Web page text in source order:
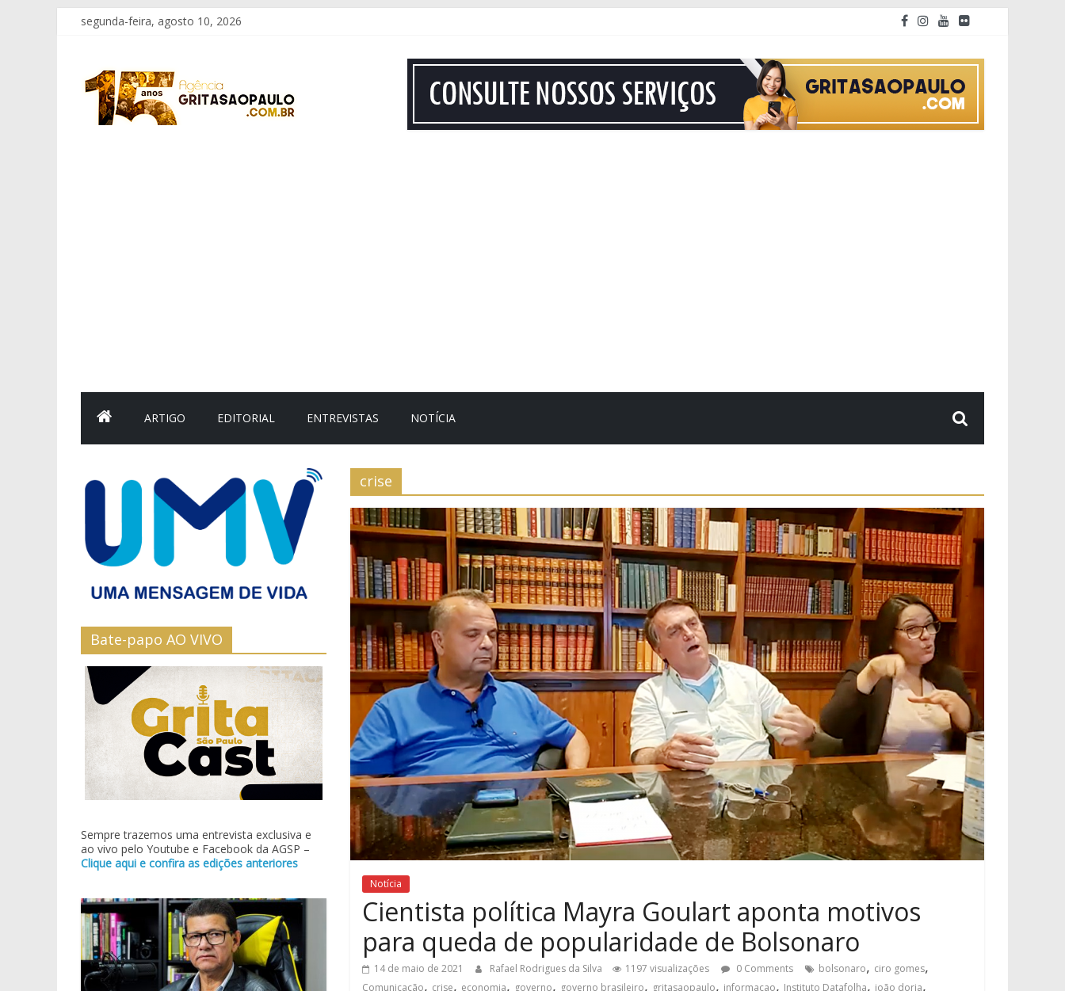
Pular
conteúdo
segunda-feira, agosto 10, 2026
Grita
São
ARTIGO EDITORIAL ENTREVISTAS NOTÍCIA
crise
Notícia
Cientista política Mayra Goulart aponta motivos
para queda de popularidade de Bolsonaro
14 de maio de 2021 Rafael Rodrigues da Silva 1197 visualizações 0 Comments bolsonaro, ciro gomes,
Comunicação, crise, economia, governo, governo brasileiro, gritasaopaulo, informaçao, Instituto Datafolha, joão doria,
Bate-papo AO VIVO
Sempre trazemos uma entrevista exclusiva e
ao vivo pelo Youtube e Facebook da AGSP –
Clique aqui e confira as edições anteriores